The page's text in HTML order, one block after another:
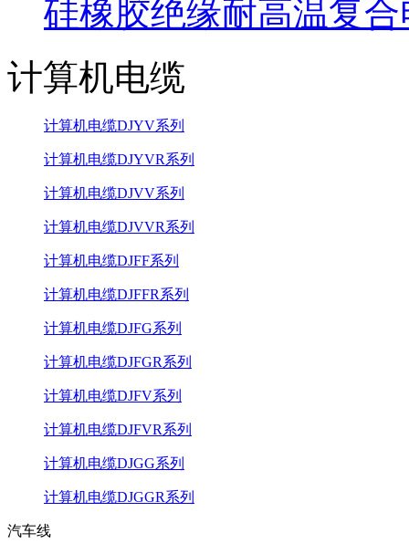
硅橡胶绝缘耐高温复合
计算机电缆
计算机电缆DJYV系列
计算机电缆DJYVR系列
计算机电缆DJVV系列
计算机电缆DJVVR系列
计算机电缆DJFF系列
计算机电缆DJFFR系列
计算机电缆DJFG系列
计算机电缆DJFGR系列
计算机电缆DJFV系列
计算机电缆DJFVR系列
计算机电缆DJGG系列
计算机电缆DJGGR系列
汽车线